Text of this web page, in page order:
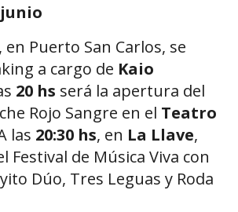
, en Puerto San Carlos, se
a cargo de Kaio
20 hs será la apertura del
Rojo Sangre en el Teatro
las 20:30 hs, en La Llave,
Festival de Música Viva con
Dúo, Tres Leguas y Roda